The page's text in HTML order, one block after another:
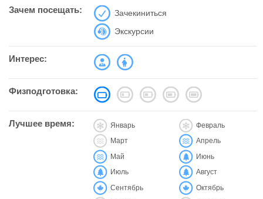
Зачем посещать:
Зачекиниться
Экскурсии
Интерес:
Физподготовка:
Лучшее время: Январь Февраль
Март Апрель
Май Июнь
Июль Август
Сентябрь Октябрь